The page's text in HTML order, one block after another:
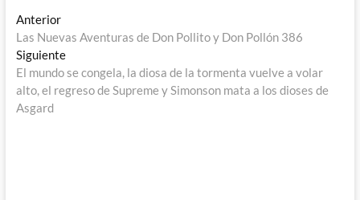
Navegación
de
entradas
AnteriorEntrada
anterior:
Las Nuevas Aventuras de Don Pollito y Don Pollón 386
SiguienteEntrada
siguiente:
El mundo se congela, la diosa de la tormenta vuelve a volar
alto, el regreso de Supreme y Simonson mata a los dioses de
Asgard